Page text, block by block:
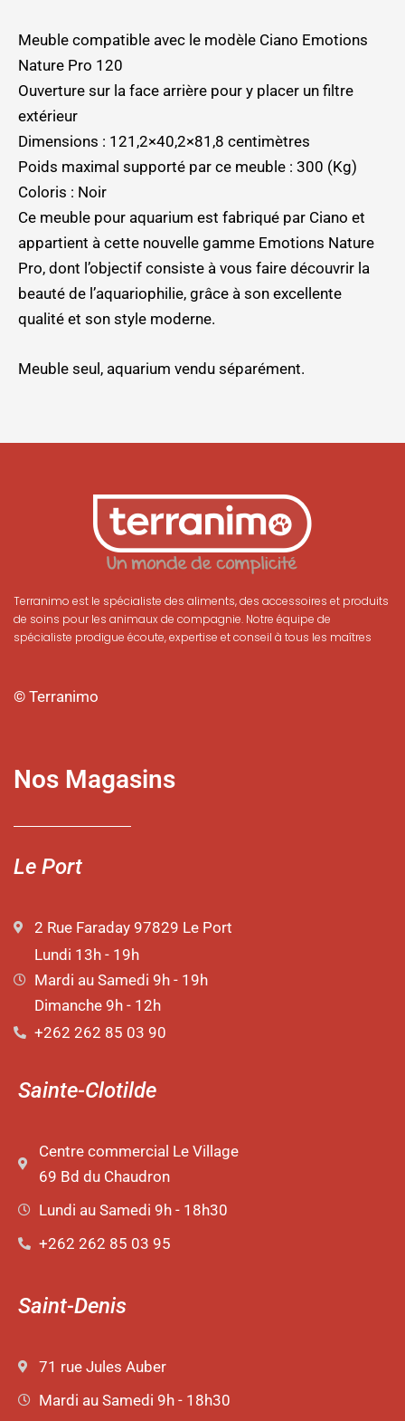
Meuble compatible avec le modèle Ciano Emotions
Nature Pro 120
Ouverture sur la face arrière pour y placer un filtre
extérieur
Dimensions : 121,2×40,2×81,8 centimètres
Poids maximal supporté par ce meuble : 300 (Kg)
Coloris : Noir
Ce meuble pour aquarium est fabriqué par Ciano et
appartient à cette nouvelle gamme Emotions Nature
Pro, dont l’objectif consiste à vous faire découvrir la
beauté de l’aquariophilie, grâce à son excellente
qualité et son style moderne.
Meuble seul, aquarium vendu séparément.
Terranimo est le spécialiste des aliments, des accessoires et produits
de soins pour les animaux de compagnie. Notre équipe de
spécialiste prodigue écoute, expertise et conseil à tous les maîtres
© Terranimo
Nos Magasins
Le Port
2 Rue Faraday 97829 Le Port
Lundi 13h - 19h
Mardi au Samedi 9h - 19h
Dimanche 9h - 12h
+262 262 85 03 90
Sainte-Clotilde
Centre commercial Le Village
69 Bd du Chaudron
Lundi au Samedi 9h - 18h30
+262 262 85 03 95
Saint-Denis
71 rue Jules Auber
Mardi au Samedi 9h - 18h30